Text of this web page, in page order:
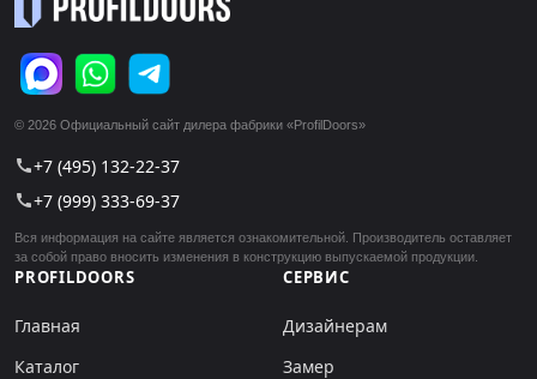
© 2026 Официальный сайт дилера фабрики «ProfilDoors»
call+7 (495) 132-22-37
call+7 (999) 333-69-37
Вся информация на сайте является ознакомительной. Производитель оставляет
за собой право вносить изменения в конструкцию выпускаемой продукции.
PROFILDOORS
Главная
Каталог
СЕРВИС
Дизайнерам
Замер